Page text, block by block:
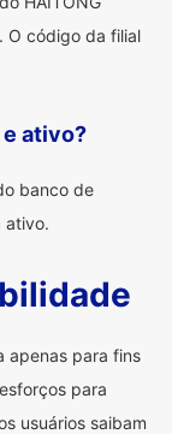
O código da filial
e ativo?
banco de
ativo.
apenas para fins
para
usuários saibam